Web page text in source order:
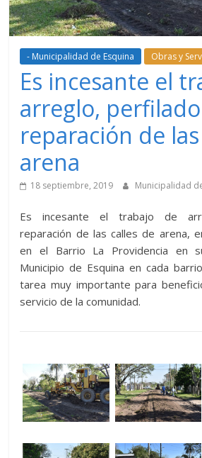
- Municipalidad de Esquina Obras y
Es incesante el
arreglo,
reparación de
arena
18 septiembre, 2019 Municipalidad
Es incesante el trabajo de
reparación de las calles de arena,
en el Barrio La Providencia en
Municipio de Esquina en cada
tarea muy importante para
servicio de la comunidad.